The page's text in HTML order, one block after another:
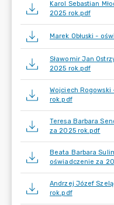
Karol Sebastian
2025 rok.pdf
Marek Obłuski -
Sławomir Jan
2025 rok.pdf
Wojciech
rok.pdf
Teresa Barbara
za 2025 rok.pdf
Beata Barbara
oświadczenie za
Andrzej Józef
rok.pdf